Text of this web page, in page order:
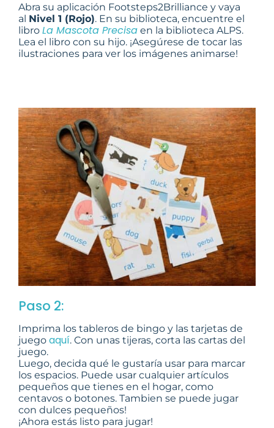
Abra su aplicación Footsteps2Brilliance y vaya
al Nivel 1 (Rojo). En su biblioteca, encuentre el
libro La Mascota Precisa en la biblioteca ALPS.
Lea el libro con su hijo. ¡Asegúrese de tocar las
ilustraciones para ver los imágenes animarse!
Paso 2:
Imprima los tableros de bingo y las tarjetas de
juego aquí. Con unas tijeras, corta las cartas del
juego.
Luego, decida qué le gustaría usar para marcar
los espacios. Puede usar cualquier artículos
pequeños que tienes en el hogar, como
centavos o botones. Tambien se puede jugar
con dulces pequeños!
¡Ahora estás listo para jugar!